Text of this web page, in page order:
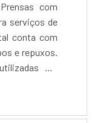
com
serviços de
conta com
e repuxos.
em
também
em
Temos